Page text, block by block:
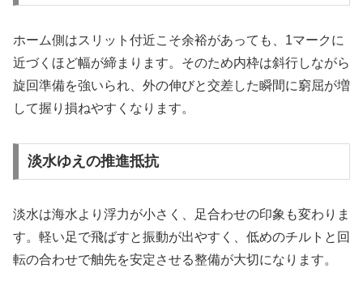
ホーム側はスリット付近こそ余裕があっても、1マークに
近づくほど幅が締まります。そのため内枠は斜行しながら
旋回準備を強いられ、外の伸びと交差した瞬間に窮屈が増
して握り損ねやすくなります。
淡水ゆえの推進抵抗
淡水は海水より浮力が小さく、足合わせの印象も変わりま
す。軽い足で飛ばすと振動が出やすく、低めのチルトと回
転の合わせで舳先を安定させる整備が大切になります。